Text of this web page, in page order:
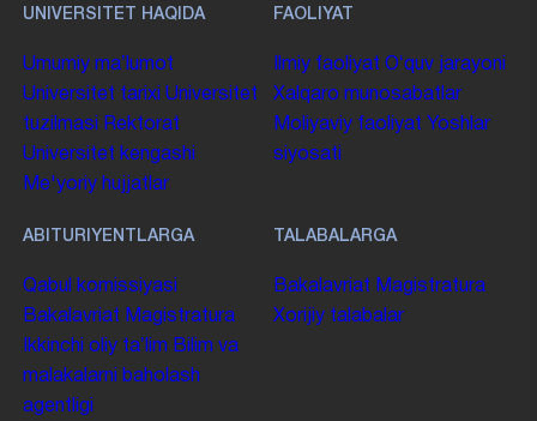
UNIVERSITET HAQIDA
Umumiy maʼlumot
Universitet tarixi Universitet
tuzilmasi
Rektorat
Universitet kengashi
Me'yoriy hujjatlar
FAOLIYAT
Ilmiy faoliyat Oʻquv jarayoni
Xalqaro munosabatlar
Moliyaviy faoliyat Yoshlar
siyosati
ABITURIYENTLARGA
Qabul komissiyasi
Bakalavriat Magistratura
Ikkinchi oliy taʼlim Bilim va
malakalarni baholash
agentligi
TALABALARGA
Bakalavriat Magistratura
Xorijiy talabalar